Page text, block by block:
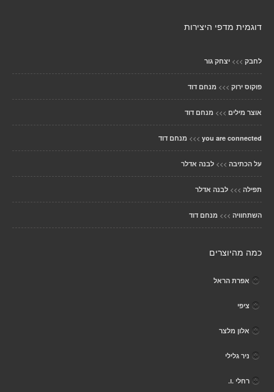
דוגמית מדפי היצירות
לחבק >>> יצחק גור
פוקוס ירוק >>> מנחם דוד
אוצר מילים >>> מנחם דוד
you are connected
>>> מנחם דוד
על הכתיבה >>> לבנה אדלר
תפילה >>> לבנה אדלר
השתחוויה >>> מנחם דוד
כמה מהיוצרים
אפרת הראל
ציפי
אלון מלצר
ניר גלילי
רחלי .ו.